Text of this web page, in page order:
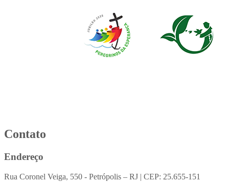
Contato
Endereço
Rua Coronel Veiga, 550 - Petrópolis – RJ | CEP: 25.655-151